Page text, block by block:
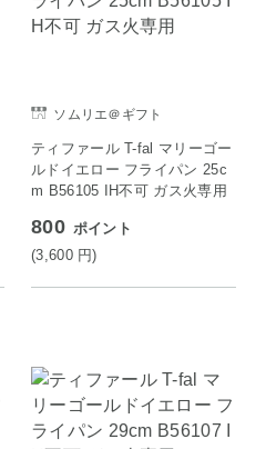
ソムリエ＠ギフト
ティファール T-fal マリーゴー
ルドイエロー フライパン 25c
m B56105 IH不可 ガス火専用
800 ポイント
(3,600 円)